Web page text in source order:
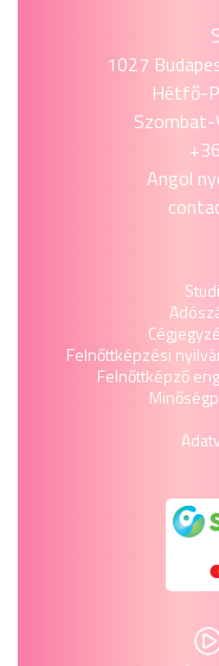
1027
Hétfő-
Szombat-
Angol
Felnőttképzési
Felnőttképző